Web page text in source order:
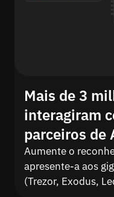
Mais de 3
interagiram
parceiros de
Aumente o
apresente-a aos
(Trezor, Exodus,